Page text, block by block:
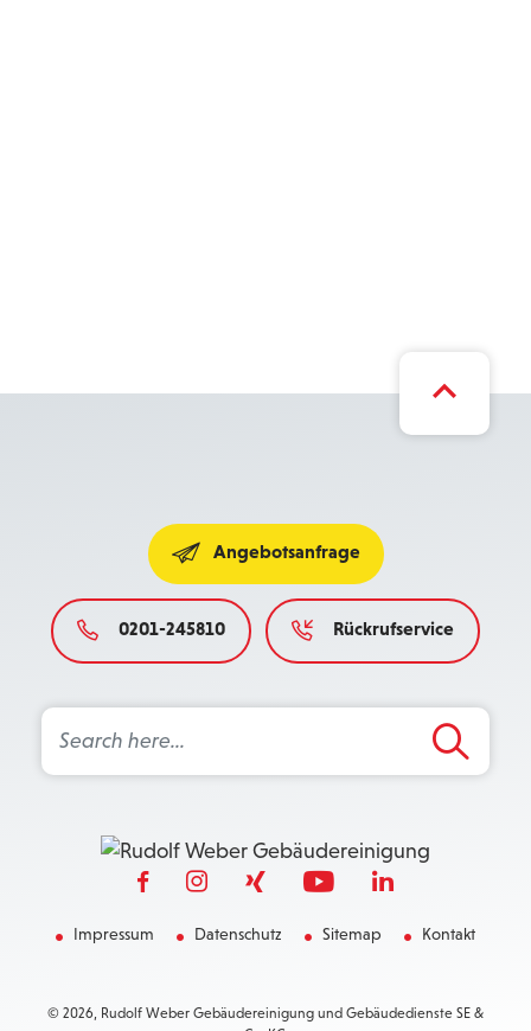
Angebotsanfrage
0201-245810 Rückrufservice
Search
for:
Search Button
Impressum Datenschutz Sitemap Kontakt
© 2026, Rudolf Weber Gebäudereinigung und Gebäudedienste SE &